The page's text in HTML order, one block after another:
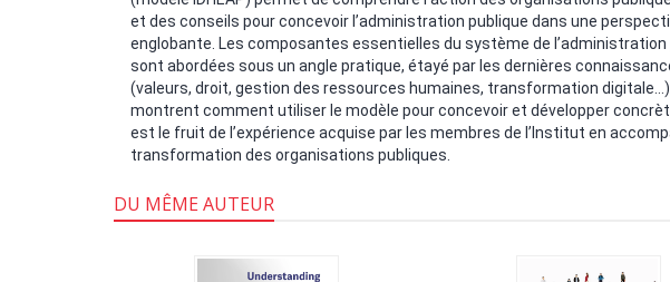
et des conseils pour concevoir l’administration publique dans une
englobante. Les composantes essentielles du système de
sont abordées sous un angle pratique, étayé par les dernières
(valeurs, droit, gestion des ressources humaines, transformation
montrent comment utiliser le modèle pour concevoir et développer
est le fruit de l’expérience acquise par les membres de l’Institut en
transformation des organisations publiques.
DU MÊME AUTEUR